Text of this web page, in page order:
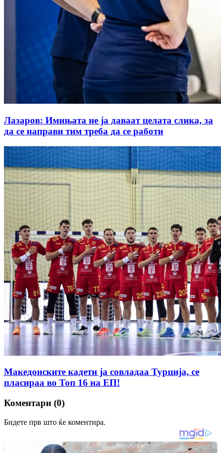
Лазаров: Имињата не ја даваат целата слика, за
да се направи тим треба да се работи
Македонските кадети ја совладаа Турција, се
пласираа во Топ 16 на ЕП!
Коментари (0)
Бидете прв што ќе коментира.